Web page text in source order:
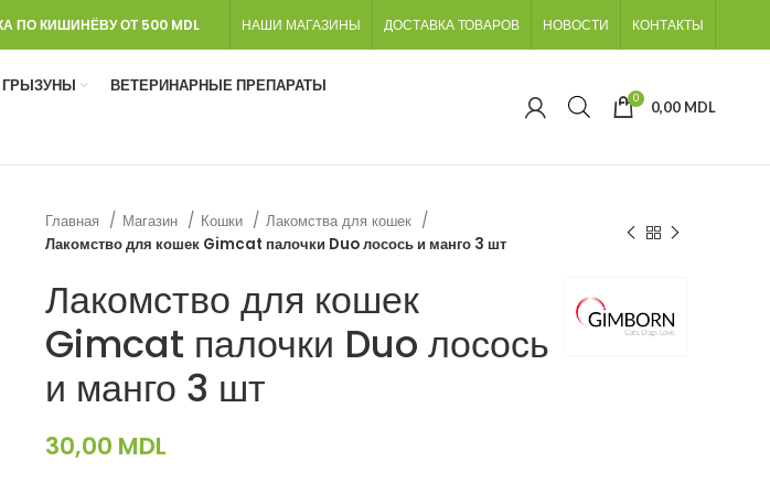
ПО КИШИНЁВУ ОТ 500 MDL НАШИ МАГАЗИНЫ ДОСТАВКА ТОВАРОВ НОВОСТИ КОНТАКТЫ
ГРЫЗУНЫ ВЕТЕРИНАРНЫЕ ПРЕПАРАТЫ
0 0,00 MDL
Главная Магазин Кошки
Лакомства для кошек
Лакомство для кошек Gimcat палочки Duo лосось и манго 3 шт
Лакомство для кошек
Gimcat палочки Duo лосось
и манго 3 шт
30,00 MDL